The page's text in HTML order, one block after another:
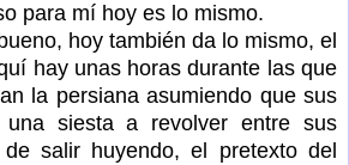
para mí hoy es lo mismo.
hoy también da lo mismo, el
hay unas horas durante las que
la persiana asumiendo que sus
una siesta a revolver entre sus
salir huyendo, el pretexto del